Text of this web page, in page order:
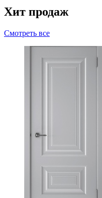
Хит продаж
Смотреть все